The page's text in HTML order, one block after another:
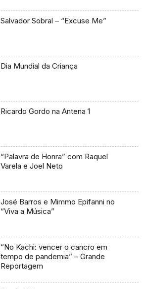
Salvador Sobral – “Excuse Me”
Dia Mundial da Criança
Ricardo Gordo na Antena 1
“Palavra de Honra” com Raquel
Varela e Joel Neto
José Barros e Mimmo Epifanni no
“Viva a Música”
“No Kachi: vencer o cancro em
tempo de pandemia” – Grande
Reportagem